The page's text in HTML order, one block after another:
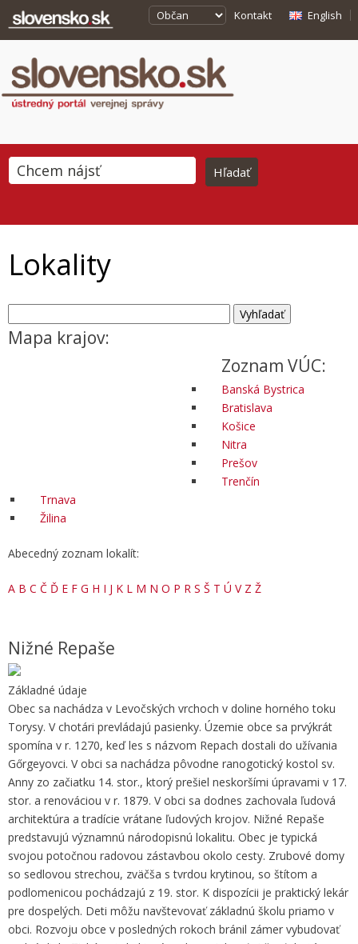
Kontakt English
Lokality
Mapa krajov:
Zoznam VÚC:
Banská Bystrica
Bratislava
Košice
Nitra
Prešov
Trenčín
Trnava
Žilina
Abecedný zoznam lokalít:
A B C Č Ď E F G H I J K L M N O P R S Š T Ú V Z Ž
Nižné Repaše
Základné údaje
Obec sa nachádza v Levočských vrchoch v doline horného toku
Torysy. V chotári prevládajú pasienky. Územie obce sa prvýkrát
spomína v r. 1270, keď les s názvom Repach dostali do užívania
Gőrgeyovci. V obci sa nachádza pôvodne ranogotický kostol sv.
Anny zo začiatku 14. stor., ktorý prešiel neskoršími úpravami v 17.
stor. a renováciou v r. 1879. V obci sa dodnes zachovala ľudová
architektúra a tradície vrátane ľudových krojov. Nižné Repaše
predstavujú významnú národopisnú lokalitu. Obec je typická
svojou potočnou radovou zástavbou okolo cesty. Zrubové domy
so sedlovou strechou, zväčša s tvrdou krytinou, so štítom a
podlomenicou pochádzajú z 19. stor. K dispozícii je praktický lekár
pre dospelých. Deti môžu navštevovať základnú školu priamo v
obci. Rozvoju obce v posledných rokoch bránil zámer vybudovať